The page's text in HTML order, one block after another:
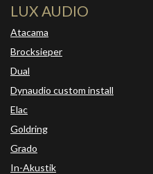
LUX AUDIO
Atacama
Brocksieper
Dual
Dynaudio custom install
Elac
Goldring
Grado
In-Akustik